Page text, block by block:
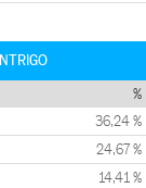
%
36,24 %
24,67 %
14,41 %